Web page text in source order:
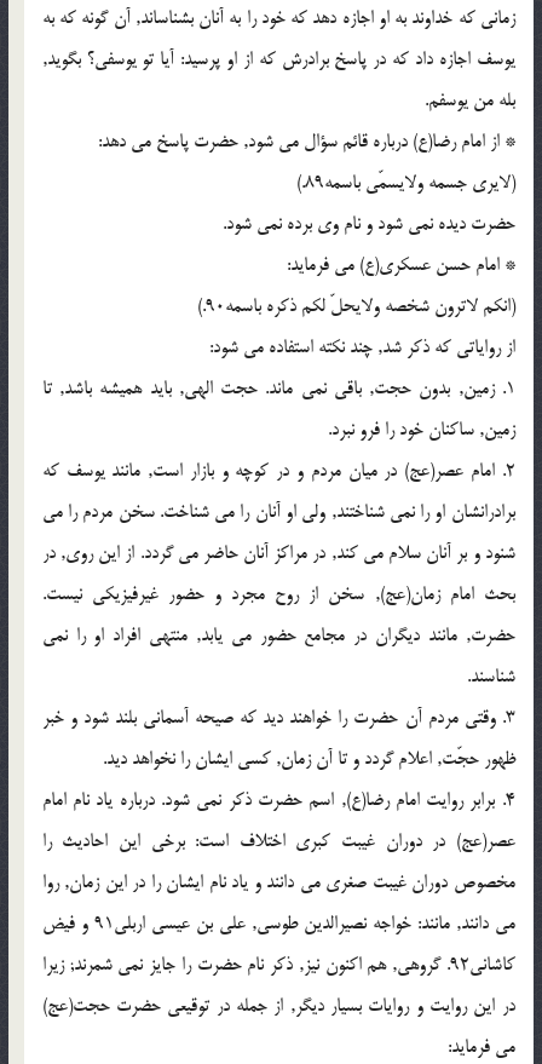
زمانی که خداوند به او اجازه دهد که خود را به آنان بشناساند, آن گونه که به
یوسف اجازه داد که در پاسخ برادرش که از او پرسید: آیا تو یوسفی؟ بگوید,
بله من یوسفم.
* از امام رضا(ع) درباره قائم سؤال می شود, حضرت پاسخ می دهد:
(لایری جسمه ولایسمّی باسمه89.)
حضرت دیده نمی شود و نام وی برده نمی شود.
* امام حسن عسکری(ع) می فرماید:
(انکم لاترون شخصه ولایحلّ لکم ذکره باسمه90.)
از روایاتی که ذکر شد, چند نکته استفاده می شود:
1. زمین, بدون حجت, باقی نمی ماند. حجت الهی, باید همیشه باشد, تا
زمین, ساکنان خود را فرو نبرد.
2. امام عصر(عج) در میان مردم و در کوچه و بازار است, مانند یوسف که
برادرانشان او را نمی شناختند, ولی او آنان را می شناخت. سخن مردم را می
شنود و بر آنان سلام می کند, در مراکز آنان حاضر می گردد. از این روی, در
بحث امام زمان(عج), سخن از روح مجرد و حضور غیرفیزیکی نیست.
حضرت, مانند دیگران در مجامع حضور می یابد, منتهی افراد او را نمی
شناسند.
3. وقتی مردم آن حضرت را خواهند دید که صیحه آسمانی بلند شود و خبر
ظهور حجّت, اعلام گردد و تا آن زمان, کسی ایشان را نخواهد دید.
4. برابر روایت امام رضا(ع), اسم حضرت ذکر نمی شود. درباره یاد نام امام
عصر(عج) در دوران غیبت کبری اختلاف است: برخی این احادیث را
مخصوص دوران غیبت صغری می دانند و یاد نام ایشان را در این زمان, روا
می دانند, مانند: خواجه نصیرالدین طوسی, علی بن عیسی اربلی91 و فیض
کاشانی92. گروهی, هم اکنون نیز, ذکر نام حضرت را جایز نمی شمرند; زیرا
در این روایت و روایات بسیار دیگر, از جمله در توقیعی حضرت حجت(عج)
می فرماید: